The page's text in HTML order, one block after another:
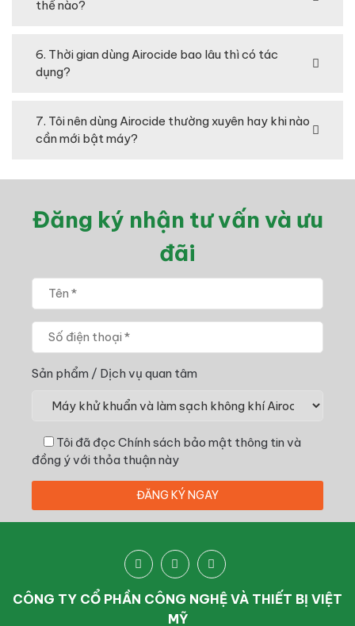
thế nào?
6. Thời gian dùng Airocide bao lâu thì có tác
dụng?
7. Tôi nên dùng Airocide thường xuyên hay khi nào
cần mới bật máy?
Đăng ký nhận tư vấn và ưu
đãi
Sản phẩm / Dịch vụ quan tâm
Tôi đã đọc Chính sách bảo mật thông tin và
đồng ý với thỏa thuận này
CÔNG TY CỔ PHẦN CÔNG NGHỆ VÀ THIẾT BỊ VIỆT
MỸ